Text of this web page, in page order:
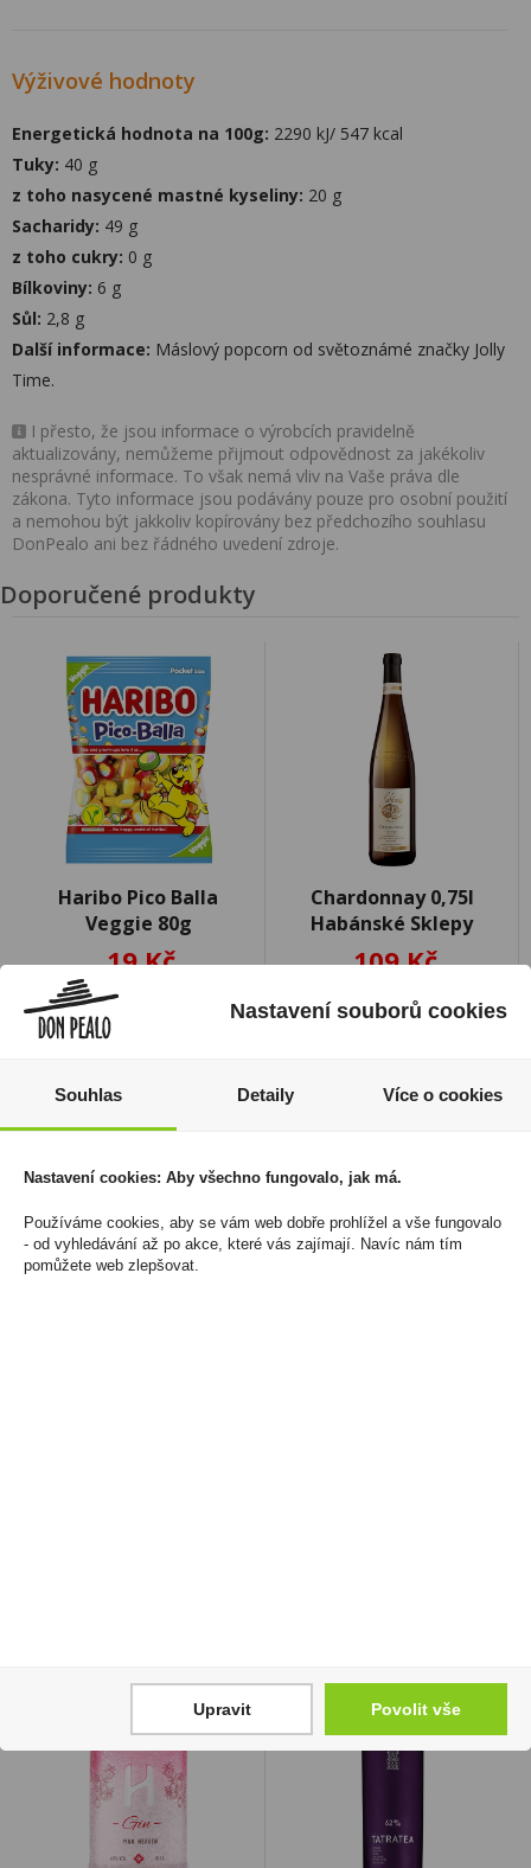
Výživové hodnoty
Energetická hodnota na 100g: 2290 kJ/ 547 kcal
Tuky: 40 g
z toho nasycené mastné kyseliny: 20 g
Sacharidy: 49 g
z toho cukry: 0 g
Bílkoviny: 6 g
Sůl: 2,8 g
Další informace: Máslový popcorn od světoznámé značky Jolly
Time.
I přesto, že jsou informace o výrobcích pravidelně
aktualizovány, nemůžeme přijmout odpovědnost za jakékoliv
nesprávné informace. To však nemá vliv na Vaše práva dle
zákona. Tyto informace jsou podávány pouze pro osobní použití
a nemohou být jakkoliv kopírovány bez předchozího souhlasu
DonPealo ani bez řádného uvedení zdroje.
Doporučené produkty
Haribo Pico Balla
Veggie 80g
19 Kč
Cena za:
Skladem:více než 500 ks
Chardonnay 0,75l
Habánské Sklepy
109 Kč
1 ks
Skladem:100 - 500 ks
Nastavení souborů cookies
Souhlas Detaily Více o cookies
Nastavení cookies: Aby všechno fungovalo, jak má.
Používáme cookies, aby se vám web dobře prohlížel a vše fungovalo
- od vyhledávání až po akce, které vás zajímají. Navíc nám tím
pomůžete web zlepšovat.
Upravit Povolit vše